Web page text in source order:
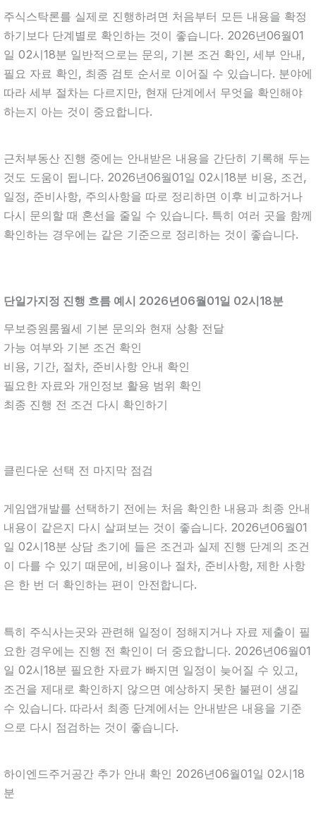
주식스탁론를 실제로 진행하려면 처음부터 모든 내용을 확정
하기보다 단계별로 확인하는 것이 좋습니다. 2026년06월01
일 02시18분 일반적으로는 문의, 기본 조건 확인, 세부 안내,
필요 자료 확인, 최종 검토 순서로 이어질 수 있습니다. 분야에
따라 세부 절차는 다르지만, 현재 단계에서 무엇을 확인해야
하는지 아는 것이 중요합니다.
근처부동산 진행 중에는 안내받은 내용을 간단히 기록해 두는
것도 도움이 됩니다. 2026년06월01일 02시18분 비용, 조건,
일정, 준비사항, 주의사항을 따로 정리하면 이후 비교하거나
다시 문의할 때 혼선을 줄일 수 있습니다. 특히 여러 곳을 함께
확인하는 경우에는 같은 기준으로 정리하는 것이 좋습니다.
단일가지정 진행 흐름 예시 2026년06월01일 02시18분
무보증원룸월세 기본 문의와 현재 상황 전달
가능 여부와 기본 조건 확인
비용, 기간, 절차, 준비사항 안내 확인
필요한 자료와 개인정보 활용 범위 확인
최종 진행 전 조건 다시 확인하기
클린다운 선택 전 마지막 점검
게임앱개발를 선택하기 전에는 처음 확인한 내용과 최종 안내
내용이 같은지 다시 살펴보는 것이 좋습니다. 2026년06월01
일 02시18분 상담 초기에 들은 조건과 실제 진행 단계의 조건
이 다를 수 있기 때문에, 비용이나 절차, 준비사항, 제한 사항
은 한 번 더 확인하는 편이 안전합니다.
특히 주식사는곳와 관련해 일정이 정해지거나 자료 제출이 필
요한 경우에는 진행 전 확인이 더 중요합니다. 2026년06월01
일 02시18분 필요한 자료가 빠지면 일정이 늦어질 수 있고,
조건을 제대로 확인하지 않으면 예상하지 못한 불편이 생길
수 있습니다. 따라서 최종 단계에서는 안내받은 내용을 기준
으로 다시 점검하는 것이 좋습니다.
하이엔드주거공간 추가 안내 확인 2026년06월01일 02시18
분